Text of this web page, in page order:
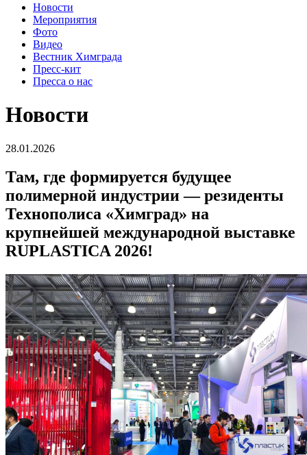
Новости
Мероприятия
Фото
Видео
Вестник Химграда
Пресс-кит
Пресса о нас
Новости
28.01.2026
Там, где формируется будущее
полимерной индустрии — резиденты
Технополиса «Химград» на
крупнейшей международной выставке
RUPLASTICA 2026!